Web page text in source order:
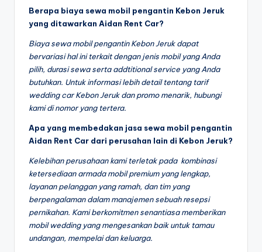
Berapa biaya sewa mobil pengantin Kebon Jeruk
yang ditawarkan Aidan Rent Car?
Biaya sewa mobil pengantin Kebon Jeruk dapat
bervariasi hal ini terkait dengan jenis mobil yang Anda
pilih, durasi sewa serta addtitional service yang Anda
butuhkan. Untuk informasi lebih detail tentang tarif
wedding car Kebon Jeruk dan promo menarik, hubungi
kami di nomor yang tertera.
Apa yang membedakan jasa sewa mobil pengantin
Aidan Rent Car dari perusahan lain di Kebon Jeruk?
Kelebihan perusahaan kami terletak pada kombinasi
ketersediaan armada mobil premium yang lengkap,
layanan pelanggan yang ramah, dan tim yang
berpengalaman dalam manajemen sebuah resepsi
pernikahan. Kami berkomitmen senantiasa memberikan
mobil wedding yang mengesankan baik untuk tamau
undangan, mempelai dan keluarga.